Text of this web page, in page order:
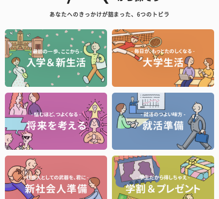
あなたへのきっかけが詰まった、6つのトビラ